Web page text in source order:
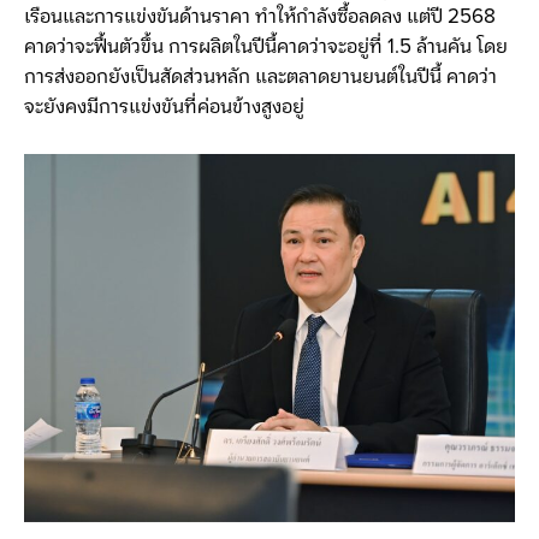
เรือนและการแข่งขันด้านราคา ทำให้กำลังซื้อลดลง แต่ปี 2568
คาดว่าจะฟื้นตัวขึ้น การผลิตในปีนี้คาดว่าจะอยู่ที่ 1.5 ล้านคัน โดย
การส่งออกยังเป็นสัดส่วนหลัก และตลาดยานยนต์ในปีนี้ คาดว่า
จะยังคงมีการแข่งขันที่ค่อนข้างสูงอยู่